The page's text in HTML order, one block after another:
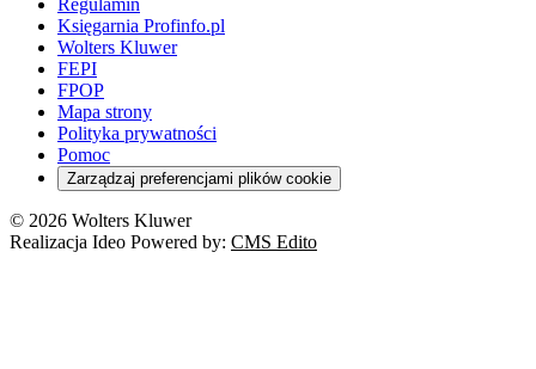
Księgarnia Profinfo.pl
Wolters Kluwer
FEPI
FPOP
Mapa strony
Polityka prywatności
Pomoc
Zarządzaj preferencjami plików cookie
© 2026 Wolters Kluwer
Realizacja Ideo Powered by: CMS Edito